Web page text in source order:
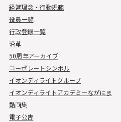
経営理念・行動規範
役員一覧
行政登録一覧
沿革
50周年アーカイブ
コーポレートシンボル
イオンディライトグループ
イオンディライトアカデミーながはま
動画集
電子公告